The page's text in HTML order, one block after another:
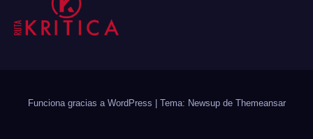
Funciona gracias a WordPress Tema: Newsup de Themeansar